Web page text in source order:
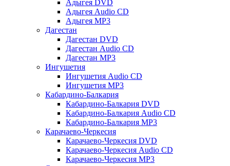
Адыгея DVD
Адыгея Audio CD
Адыгея MP3
Дагестан
Дагестан DVD
Дагестан Audio CD
Дагестан MP3
Ингушетия
Ингушетия Audio CD
Ингушетия MP3
Кабардино-Балкария
Кабардино-Балкария DVD
Кабардино-Балкария Audio CD
Кабардино-Балкария MP3
Карачаево-Черкесия
Карачаево-Черкесия DVD
Карачаево-Черкесия Audio CD
Карачаево-Черкесия MP3